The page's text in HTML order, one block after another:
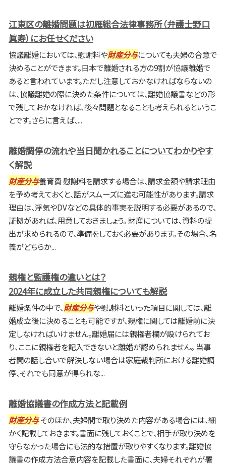
江東区の離婚問題は初雁総合法律事務所（弁護士野口
眞寿）にお任せください
協議離婚においては、慰謝料や財産分与についても夫婦の合意で
決めることができます。日本で離婚される方の9割が協議離婚で
あると言われています。ただし注意しておかなければならないの
は、協議離婚の際に決めた条件については、離婚協議書などの形
で残しておかなければ、後々問題となることも考えられるというこ
とです。さらに言えば、...
離婚調停の流れや当日聞かれることについてわかりやす
く解説
財産分与養育費 慰謝料を請求する場合は、請求金額や請求理由
を予め考えておくと、話がスムーズに進む可能性があります。請求
理由は、浮気やDVなどの具体的事実を説明する必要があるので、
証拠があれば、用意しておきましょう。 財産については、資料の提
出が求められるので、準備をしておく必要があります。その場合、名
義がどちらか...
親権と監護権の違いとは？
2024年に成立した共同親権についても解説
離婚条件の中で、財産分与や慰謝料といった項目に関しては、離
婚成立後に決めることも可能ですが、親権に関しては離婚前に決
定しなければいけません。離婚届には親権者欄が設けられてお
り、ここに親権者を記入できないと離婚が認められません。 当事
者間の話し合いで解決しない場合は家庭裁判所における離婚調
停、それでも同意が得られな...
離婚協議書の作成方法と記載例
財産分与そのほか、夫婦間で取り決めた内容がある場合には、細
かく記載しておきます。書面に残しておくことで、相手が取り決めを
守らなかった場合にも法的な措置が取りやすくなります。離婚協
議書の作成方法合意内容を記載した書面に、夫婦それぞれが署